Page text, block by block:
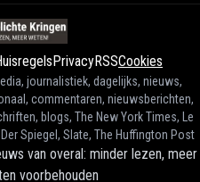
PrivacyRSSCookies
journalistiek, dagelijks, nieuws,
commentaren, nieuwsberichten,
blogs, The New York Times, Le
Spiegel, Slate, The Huffington Post
van overal: minder lezen, meer
voorbehouden